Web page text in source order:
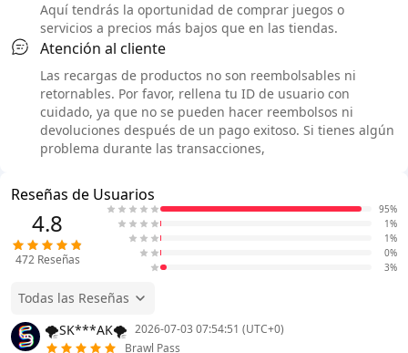
Aquí tendrás la oportunidad de comprar juegos o
servicios a precios más bajos que en las tiendas.
Atención al cliente
Las recargas de productos no son reembolsables ni
retornables. Por favor, rellena tu ID de usuario con
cuidado, ya que no se pueden hacer reembolsos ni
devoluciones después de un pago exitoso. Si tienes algún
problema durante las transacciones,
Reseñas de Usuarios
4.8
472Reseñas
95%
1%
1%
0%
3%
Todas las Reseñas
🌪️SK***AK🌪️ 2026-07-03 07:54:51 (UTC+0)
Brawl Pass